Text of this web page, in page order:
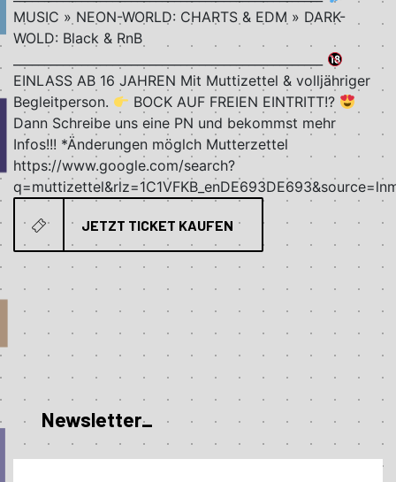
MUSIC » NEON-WORLD: CHARTS & EDM » DARK-
WOLD: Black & RnB
EINLASS AB 16 JAHREN Mit Muttizettel & volljähriger
Begleitperson.
BOCK AUF FREIEN EINTRITT!?
Dann Schreibe uns eine PN und bekommst mehr
Infos!!! *Änderungen möglch Mutterzettel
https://www.google.com/search?
JETZT TICKET KAUFEN
Newsletter_